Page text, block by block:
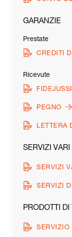
GARANZIE
Prestate
CREDITI
Ricevute
PEGNO
LETTERA
SERVIZI VARI
SERVIZI
SERVIZI
PRODOTTI DI
SERVIZIO